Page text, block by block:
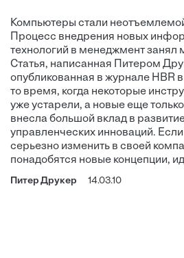
Компьютеры стали
Процесс внедрения новых
технологий в менеджмент занял
Статья, написанная Питером
опубликованная в журнале HBR в
то время, когда некоторые
уже устарели, а новые еще
внесла большой вклад в
управленческих инноваций. Если
серьезно изменить в своей
понадобятся новые концепции,
Питер Друкер 14.03.10